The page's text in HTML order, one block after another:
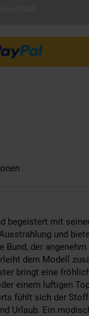
begeistert mit
und
der
dem Modell
bringt eine
einem luftigen
fühlt sich der Stoff
Urlaub. Ein